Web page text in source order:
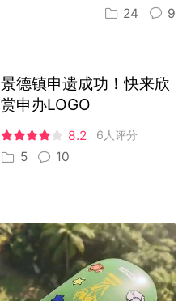
24 9
景德镇申遗成功！快来欣
赏申办LOGO
8.2 6人评分
5 10